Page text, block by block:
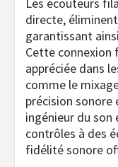
directe,
garantissant
Cette
appréciée dans
comme le
précision sonore
ingénieur du
contrôles à des
fidélité sonore